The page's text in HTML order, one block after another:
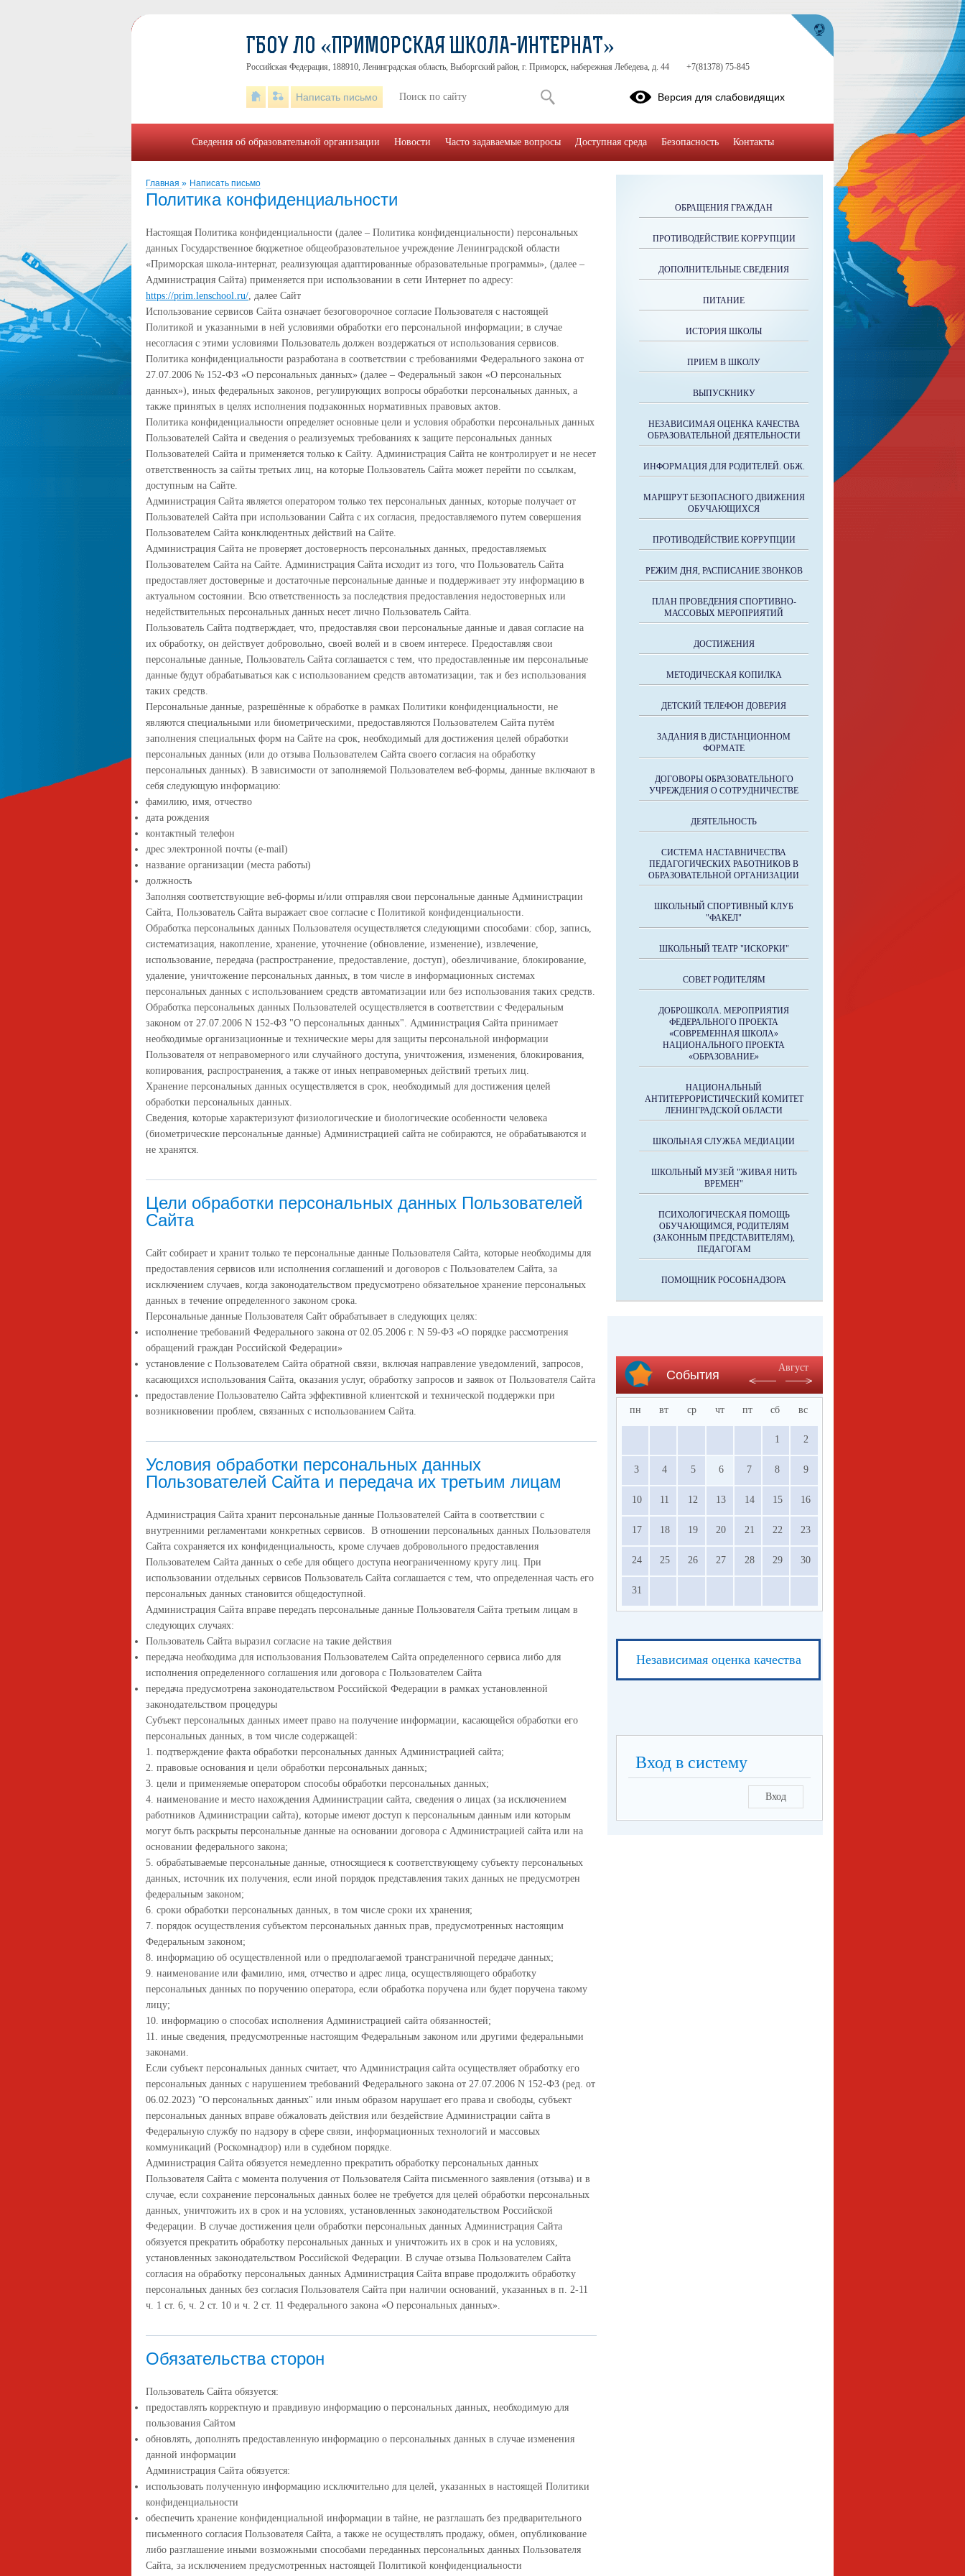
Главная » Написать письмо
Политика конфиденциальности
Настоящая Политика конфиденциальности (далее – Политика конфиденциальности) персональных
данных Государственное бюджетное общеобразовательное учреждение Ленинградской области
«Приморская школа-интернат, реализующая адаптированные образовательные программы», (далее –
Администрация Сайта) применяется при использовании в сети Интернет по адресу:
https://prim.lenschool.ru/, далее Сайт
Использование сервисов Сайта означает безоговорочное согласие Пользователя с настоящей
Политикой и указанными в ней условиями обработки его персональной информации; в случае
несогласия с этими условиями Пользователь должен воздержаться от использования сервисов.
Политика конфиденциальности разработана в соответствии с требованиями Федерального закона от
27.07.2006 № 152-ФЗ «О персональных данных» (далее – Федеральный закон «О персональных
данных»), иных федеральных законов, регулирующих вопросы обработки персональных данных, а
также принятых в целях исполнения подзаконных нормативных правовых актов.
Политика конфиденциальности определяет основные цели и условия обработки персональных данных
Пользователей Сайта и сведения о реализуемых требованиях к защите персональных данных
Пользователей Сайта и применяется только к Сайту. Администрация Сайта не контролирует и не несет
ответственность за сайты третьих лиц, на которые Пользователь Сайта может перейти по ссылкам,
доступным на Сайте.
Администрация Сайта является оператором только тех персональных данных, которые получает от
Пользователей Сайта при использовании Сайта с их согласия, предоставляемого путем совершения
Пользователем Сайта конклюдентных действий на Сайте.
Администрация Сайта не проверяет достоверность персональных данных, предоставляемых
Пользователем Сайта на Сайте. Администрация Сайта исходит из того, что Пользователь Сайта
предоставляет достоверные и достаточные персональные данные и поддерживает эту информацию в
актуальном состоянии. Всю ответственность за последствия предоставления недостоверных или
недействительных персональных данных несет лично Пользователь Сайта.
Пользователь Сайта подтверждает, что, предоставляя свои персональные данные и давая согласие на
их обработку, он действует добровольно, своей волей и в своем интересе. Предоставляя свои
персональные данные, Пользователь Сайта соглашается с тем, что предоставленные им персональные
данные будут обрабатываться как с использованием средств автоматизации, так и без использования
таких средств.
Персональные данные, разрешённые к обработке в рамках Политики конфиденциальности, не
являются специальными или биометрическими, предоставляются Пользователем Сайта путём
заполнения специальных форм на Сайте на срок, необходимый для достижения целей обработки
персональных данных (или до отзыва Пользователем Сайта своего согласия на обработку
персональных данных). В зависимости от заполняемой Пользователем веб-формы, данные включают в
себя следующую информацию:
фамилию, имя, отчество
дата рождения
контактный телефон
дрес электронной почты (e-mail)
название организации (места работы)
должность
Заполняя соответствующие веб-формы и/или отправляя свои персональные данные Администрации
Сайта, Пользователь Сайта выражает свое согласие с Политикой конфиденциальности.
Обработка персональных данных Пользователя осуществляется следующими способами: сбор, запись,
систематизация, накопление, хранение, уточнение (обновление, изменение), извлечение,
использование, передача (распространение, предоставление, доступ), обезличивание, блокирование,
удаление, уничтожение персональных данных, в том числе в информационных системах
персональных данных с использованием средств автоматизации или без использования таких средств.
Обработка персональных данных Пользователей осуществляется в соответствии с Федеральным
законом от 27.07.2006 N 152-ФЗ "О персональных данных". Администрация Сайта принимает
необходимые организационные и технические меры для защиты персональной информации
Пользователя от неправомерного или случайного доступа, уничтожения, изменения, блокирования,
копирования, распространения, а также от иных неправомерных действий третьих лиц.
Хранение персональных данных осуществляется в срок, необходимый для достижения целей
обработки персональных данных.
Сведения, которые характеризуют физиологические и биологические особенности человека
(биометрические персональные данные) Администрацией сайта не собираются, не обрабатываются и
не хранятся.
Цели обработки персональных данных Пользователей
Сайта
Сайт собирает и хранит только те персональные данные Пользователя Сайта, которые необходимы для
предоставления сервисов или исполнения соглашений и договоров с Пользователем Сайта, за
исключением случаев, когда законодательством предусмотрено обязательное хранение персональных
данных в течение определенного законом срока.
Персональные данные Пользователя Сайт обрабатывает в следующих целях:
исполнение требований Федерального закона от 02.05.2006 г. N 59-ФЗ «О порядке рассмотрения
обращений граждан Российской Федерации»
установление с Пользователем Сайта обратной связи, включая направление уведомлений, запросов,
касающихся использования Сайта, оказания услуг, обработку запросов и заявок от Пользователя Сайта
предоставление Пользователю Сайта эффективной клиентской и технической поддержки при
возникновении проблем, связанных с использованием Сайта.
Условия обработки персональных данных
Пользователей Сайта и передача их третьим лицам
Администрация Сайта хранит персональные данные Пользователей Сайта в соответствии с
внутренними регламентами конкретных сервисов. В отношении персональных данных Пользователя
Сайта сохраняется их конфиденциальность, кроме случаев добровольного предоставления
Пользователем Сайта данных о себе для общего доступа неограниченному кругу лиц. При
использовании отдельных сервисов Пользователь Сайта соглашается с тем, что определенная часть его
персональных данных становится общедоступной.
Администрация Сайта вправе передать персональные данные Пользователя Сайта третьим лицам в
следующих случаях:
Пользователь Сайта выразил согласие на такие действия
передача необходима для использования Пользователем Сайта определенного сервиса либо для
исполнения определенного соглашения или договора с Пользователем Сайта
передача предусмотрена законодательством Российской Федерации в рамках установленной
законодательством процедуры
Субъект персональных данных имеет право на получение информации, касающейся обработки его
персональных данных, в том числе содержащей:
1. подтверждение факта обработки персональных данных Администрацией сайта;
2. правовые основания и цели обработки персональных данных;
3. цели и применяемые оператором способы обработки персональных данных;
4. наименование и место нахождения Администрации сайта, сведения о лицах (за исключением
работников Администрации сайта), которые имеют доступ к персональным данным или которым
могут быть раскрыты персональные данные на основании договора с Администрацией сайта или на
основании федерального закона;
5. обрабатываемые персональные данные, относящиеся к соответствующему субъекту персональных
данных, источник их получения, если иной порядок представления таких данных не предусмотрен
федеральным законом;
6. сроки обработки персональных данных, в том числе сроки их хранения;
7. порядок осуществления субъектом персональных данных прав, предусмотренных настоящим
Федеральным законом;
8. информацию об осуществленной или о предполагаемой трансграничной передаче данных;
9. наименование или фамилию, имя, отчество и адрес лица, осуществляющего обработку
персональных данных по поручению оператора, если обработка поручена или будет поручена такому
лицу;
10. информацию о способах исполнения Администрацией сайта обязанностей;
11. иные сведения, предусмотренные настоящим Федеральным законом или другими федеральными
законами.
Если субъект персональных данных считает, что Администрация сайта осуществляет обработку его
персональных данных с нарушением требований Федерального закона от 27.07.2006 N 152-ФЗ (ред. от
06.02.2023) "О персональных данных" или иным образом нарушает его права и свободы, субъект
персональных данных вправе обжаловать действия или бездействие Администрации сайта в
Федеральную службу по надзору в сфере связи, информационных технологий и массовых
коммуникаций (Роскомнадзор) или в судебном порядке.
Администрация Сайта обязуется немедленно прекратить обработку персональных данных
Пользователя Сайта с момента получения от Пользователя Сайта письменного заявления (отзыва) и в
случае, если сохранение персональных данных более не требуется для целей обработки персональных
данных, уничтожить их в срок и на условиях, установленных законодательством Российской
Федерации. В случае достижения цели обработки персональных данных Администрация Сайта
обязуется прекратить обработку персональных данных и уничтожить их в срок и на условиях,
установленных законодательством Российской Федерации. В случае отзыва Пользователем Сайта
согласия на обработку персональных данных Администрация Сайта вправе продолжить обработку
персональных данных без согласия Пользователя Сайта при наличии оснований, указанных в п. 2-11
ч. 1 ст. 6, ч. 2 ст. 10 и ч. 2 ст. 11 Федерального закона «О персональных данных».
Обязательства сторон
Пользователь Сайта обязуется:
предоставлять корректную и правдивую информацию о персональных данных, необходимую для
пользования Сайтом
обновлять, дополнять предоставленную информацию о персональных данных в случае изменения
данной информации
Администрация Сайта обязуется:
использовать полученную информацию исключительно для целей, указанных в настоящей Политики
конфиденциальности
обеспечить хранение конфиденциальной информации в тайне, не разглашать без предварительного
письменного согласия Пользователя Сайта, а также не осуществлять продажу, обмен, опубликование
либо разглашение иными возможными способами переданных персональных данных Пользователя
Сайта, за исключением предусмотренных настоящей Политикой конфиденциальности
ОБРАЩЕНИЯ ГРАЖДАН
ПРОТИВОДЕЙСТВИЕ КОРРУПЦИИ
ДОПОЛНИТЕЛЬНЫЕ СВЕДЕНИЯ
ПИТАНИЕ
ИСТОРИЯ ШКОЛЫ
ПРИЕМ В ШКОЛУ
ВЫПУСКНИКУ
НЕЗАВИСИМАЯ ОЦЕНКА КАЧЕСТВА
ОБРАЗОВАТЕЛЬНОЙ ДЕЯТЕЛЬНОСТИ
ИНФОРМАЦИЯ ДЛЯ РОДИТЕЛЕЙ. ОБЖ.
МАРШРУТ БЕЗОПАСНОГО ДВИЖЕНИЯ
ОБУЧАЮЩИХСЯ
ПРОТИВОДЕЙСТВИЕ КОРРУПЦИИ
РЕЖИМ ДНЯ, РАСПИСАНИЕ ЗВОНКОВ
ПЛАН ПРОВЕДЕНИЯ СПОРТИВНО-
МАССОВЫХ МЕРОПРИЯТИЙ
ДОСТИЖЕНИЯ
МЕТОДИЧЕСКАЯ КОПИЛКА
ДЕТСКИЙ ТЕЛЕФОН ДОВЕРИЯ
ЗАДАНИЯ В ДИСТАНЦИОННОМ
ФОРМАТЕ
ДОГОВОРЫ ОБРАЗОВАТЕЛЬНОГО
УЧРЕЖДЕНИЯ О СОТРУДНИЧЕСТВЕ
ДЕЯТЕЛЬНОСТЬ
СИСТЕМА НАСТАВНИЧЕСТВА
ПЕДАГОГИЧЕСКИХ РАБОТНИКОВ В
ОБРАЗОВАТЕЛЬНОЙ ОРГАНИЗАЦИИ
ШКОЛЬНЫЙ СПОРТИВНЫЙ КЛУБ
"ФАКЕЛ"
ШКОЛЬНЫЙ ТЕАТР "ИСКОРКИ"
СОВЕТ РОДИТЕЛЯМ
ДОБРОШКОЛА. МЕРОПРИЯТИЯ
ФЕДЕРАЛЬНОГО ПРОЕКТА
«СОВРЕМЕННАЯ ШКОЛА»
НАЦИОНАЛЬНОГО ПРОЕКТА
«ОБРАЗОВАНИЕ»
НАЦИОНАЛЬНЫЙ
АНТИТЕРРОРИСТИЧЕСКИЙ КОМИТЕТ
ЛЕНИНГРАДСКОЙ ОБЛАСТИ
ШКОЛЬНАЯ СЛУЖБА МЕДИАЦИИ
ШКОЛЬНЫЙ МУЗЕЙ "ЖИВАЯ НИТЬ
ВРЕМЕН"
ПСИХОЛОГИЧЕСКАЯ ПОМОЩЬ
ОБУЧАЮЩИМСЯ, РОДИТЕЛЯМ
(ЗАКОННЫМ ПРЕДСТАВИТЕЛЯМ),
ПЕДАГОГАМ
ПОМОЩНИК РОСОБНАДЗОРА
События
Август
пн вт ср чт пт сб вс
1 2
3 4 5 6 7 8 9
10 11 12 13 14 15 16
17 18 19 20 21 22 23
24 25 26 27 28 29 30
31
Независимая оценка качества
Вход в систему
Вход
ГБОУ ЛО «ПРИМОРСКАЯ ШКОЛА-ИНТЕРНАТ»
Российская Федерация, 188910, Ленинградская область, Выборгский район, г. Приморск, набережная Лебедева, д. 44 +7(81378) 75-845
Написать письмо Версия для слабовидящих
Сведения об образовательной организации Новости Часто задаваемые вопросы Доступная среда Безопасность Контакты